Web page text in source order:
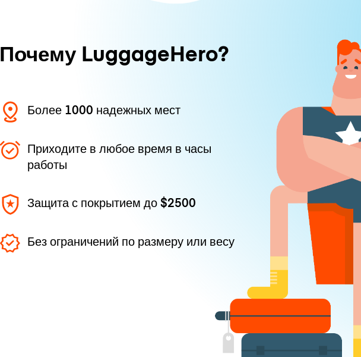
Почему LuggageHero?
Более 1000 надежных мест
Приходите в любое время в часы
работы
Защита с покрытием до$2500
Без ограничений по размеру или весу